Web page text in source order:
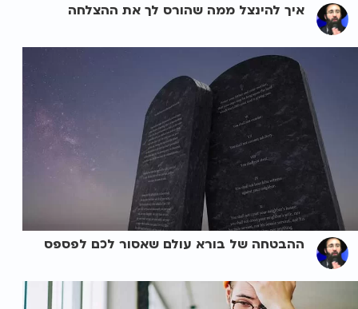
איך להינצל ממה שהורס לך את ההצלחה
ההבטחה של בורא עולם שאסור לכם לפספס